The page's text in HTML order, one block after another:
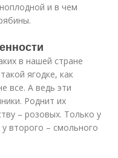
и в чем
в нашей стране
ягодке, как
все. А ведь эти
Роднит их
– розовых. Только у
второго – смольного